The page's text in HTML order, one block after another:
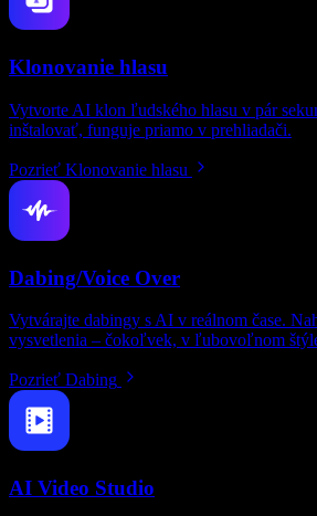
Klonovanie hlasu
Vytvorte AI klon ľudského hlasu v pár
inštalovať, funguje priamo v prehliadači.
Pozrieť Klonovanie hlasu
Dabing/Voice Over
Vytvárajte dabingy s AI v reálnom čase.
vysvetlenia – čokoľvek, v ľubovoľnom
Pozrieť Dabing
AI Video Studio